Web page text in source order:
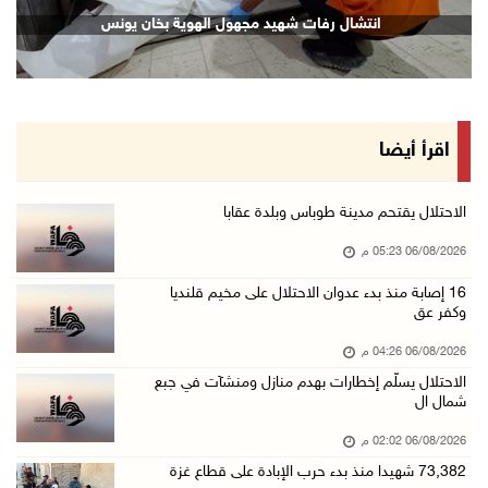
"فتح": عدوان الاحتلال على مخيّم قلنديا لن ينا ...
06/آب/2026 02:28 م
وزراء خارجية 8 دول عربية وإسلامية يدينون الان ...
الاحتلال يسلّم إخطارات بهدم منازل ومنشآت في ج ...
افتتاح سوق الباذنجان البتيري السنوي في بتير غ ...
06/آب/2026 01:46 م
73,382 شهيدا منذ بدء حرب الإبادة على قطاع غزة
06/آب/2026 01:42 م
06/آب/2026 01:36 م
انتشال رفات شهيد مجهول الهوية بخان يونس
اقرأ أيضا
الاحتلال يقتحم مدينة طوباس وبلدة عقابا
06/08/2026 05:23 م
16 إصابة منذ بدء عدوان الاحتلال على مخيم قلنديا
وكفر عق
06/08/2026 04:26 م
الاحتلال يسلّم إخطارات بهدم منازل ومنشآت في جبع
شمال ال
06/08/2026 02:02 م
73,382 شهيدا منذ بدء حرب الإبادة على قطاع غزة